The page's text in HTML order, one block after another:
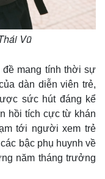
Vũ
mang tính thời sự
dàn diễn viên trẻ,
sức hút đáng kể
hồi tích cực từ khán
tới người xem trẻ
bậc phụ huynh về
năm tháng trưởng